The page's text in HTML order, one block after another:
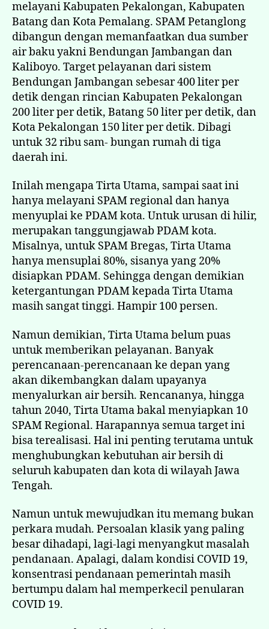
melayani Kabupaten Pekalongan, Kabupaten
Batang dan Kota Pemalang. SPAM Petanglong
dibangun dengan memanfaatkan dua sumber
air baku yakni Bendungan Jambangan dan
Kaliboyo. Target pelayanan dari sistem
Bendungan Jambangan sebesar 400 liter per
detik dengan rincian Kabupaten Pekalongan
200 liter per detik, Batang 50 liter per detik, dan
Kota Pekalongan 150 liter per detik. Dibagi
untuk 32 ribu sam- bungan rumah di tiga
daerah ini.
Inilah mengapa Tirta Utama, sampai saat ini
hanya melayani SPAM regional dan hanya
menyuplai ke PDAM kota. Untuk urusan di hilir,
merupakan tanggungjawab PDAM kota.
Misalnya, untuk SPAM Bregas, Tirta Utama
hanya mensuplai 80%, sisanya yang 20%
disiapkan PDAM. Sehingga dengan demikian
ketergantungan PDAM kepada Tirta Utama
masih sangat tinggi. Hampir 100 persen.
Namun demikian, Tirta Utama belum puas
untuk memberikan pelayanan. Banyak
perencanaan-perencanaan ke depan yang
akan dikembangkan dalam upayanya
menyalurkan air bersih. Rencananya, hingga
tahun 2040, Tirta Utama bakal menyiapkan 10
SPAM Regional. Harapannya semua target ini
bisa terealisasi. Hal ini penting terutama untuk
menghubungkan kebutuhan air bersih di
seluruh kabupaten dan kota di wilayah Jawa
Tengah.
Namun untuk mewujudkan itu memang bukan
perkara mudah. Persoalan klasik yang paling
besar dihadapi, lagi-lagi menyangkut masalah
pendanaan. Apalagi, dalam kondisi COVID 19,
konsentrasi pendanaan pemerintah masih
bertumpu dalam hal memperkecil penularan
COVID 19.